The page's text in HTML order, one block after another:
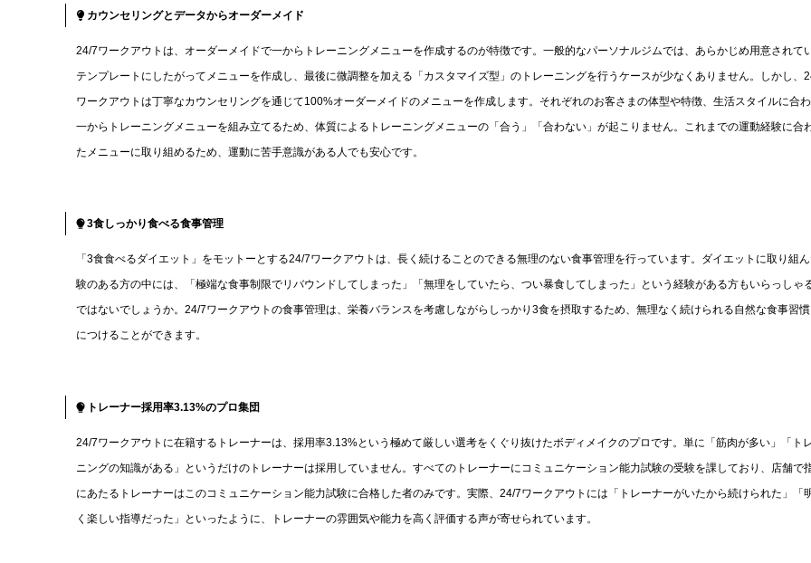
カウンセリングとデータからオーダーメイド
24/7ワークアウトは、オーダーメイドで一からトレーニングメニューを作成するのが特徴です。一般的なパーソナルジムでは、あらかじめ用意されて
テンプレートにしたがってメニューを作成し、最後に微調整を加える「カスタマイズ型」のトレーニングを行うケースが少なくありません。しかし、
ワークアウトは丁寧なカウンセリングを通じて100%オーダーメイドのメニューを作成します。それぞれのお客さまの体型や特徴、生活スタイルに合
一からトレーニングメニューを組み立てるため、体質によるトレーニングメニューの「合う」「合わない」が起こりません。これまでの運動経験に合
たメニューに取り組めるため、運動に苦手意識がある人でも安心です。
3食しっかり食べる食事管理
「3食食べるダイエット」をモットーとする24/7ワークアウトは、長く続けることのできる無理のない食事管理を行っています。ダイエットに取り組
験のある方の中には、「極端な食事制限でリバウンドしてしまった」「無理をしていたら、つい暴食してしまった」という経験がある方もいらっしゃ
ではないでしょうか。24/7ワークアウトの食事管理は、栄養バランスを考慮しながらしっかり3食を摂取するため、無理なく続けられる自然な食事習
につけることができます。
トレーナー採用率3.13%のプロ集団
24/7ワークアウトに在籍するトレーナーは、採用率3.13%という極めて厳しい選考をくぐり抜けたボディメイクのプロです。単に「筋肉が多い」「ト
ニングの知識がある」というだけのトレーナーは採用していません。すべてのトレーナーにコミュニケーション能力試験の受験を課しており、店舗で
にあたるトレーナーはこのコミュニケーション能力試験に合格した者のみです。実際、24/7ワークアウトには「トレーナーがいたから続けられた」「
く楽しい指導だった」といったように、トレーナーの雰囲気や能力を高く評価する声が寄せられています。